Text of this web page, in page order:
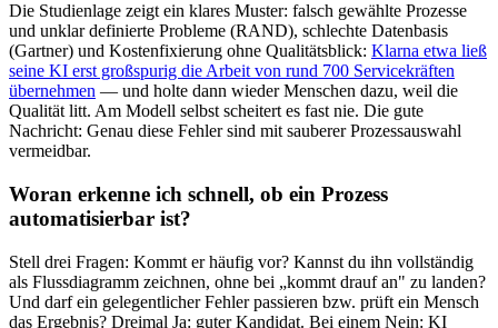
Die Studienlage zeigt ein klares Muster: falsch gewählte Prozesse
und unklar definierte Probleme (RAND), schlechte Datenbasis
(Gartner) und Kostenfixierung ohne Qualitätsblick: Klarna etwa ließ
seine KI erst großspurig die Arbeit von rund 700 Servicekräften
übernehmen — und holte dann wieder Menschen dazu, weil die
Qualität litt. Am Modell selbst scheitert es fast nie. Die gute
Nachricht: Genau diese Fehler sind mit sauberer Prozessauswahl
vermeidbar.
Woran erkenne ich schnell, ob ein Prozess
automatisierbar ist?
Stell drei Fragen: Kommt er häufig vor? Kannst du ihn vollständig
als Flussdiagramm zeichnen, ohne bei „kommt drauf an" zu landen?
Und darf ein gelegentlicher Fehler passieren bzw. prüft ein Mensch
das Ergebnis? Dreimal Ja: guter Kandidat. Bei einem Nein: KI